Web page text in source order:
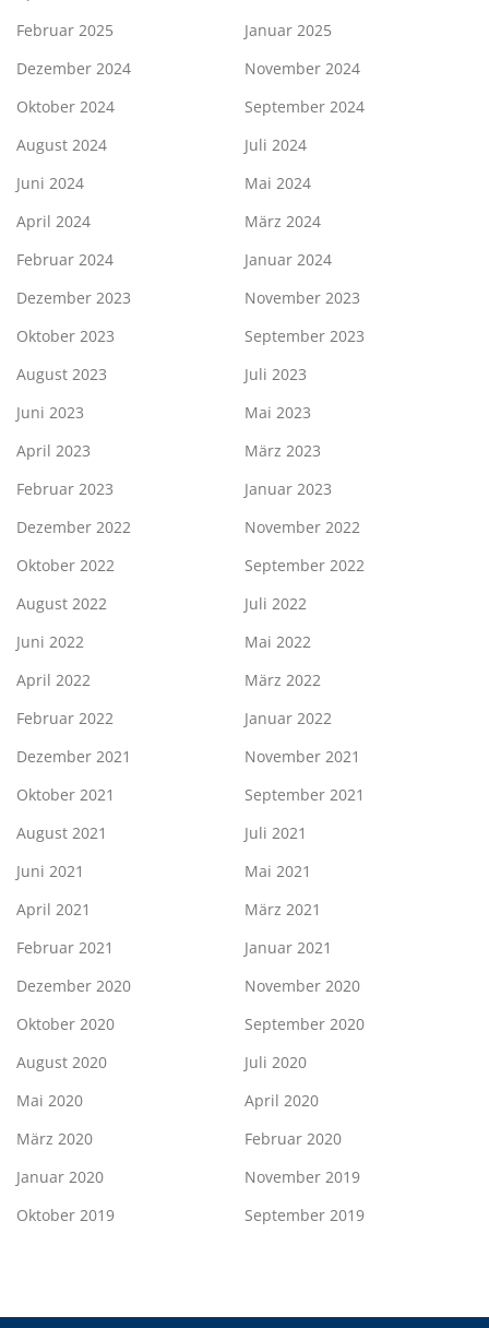
Februar 2025
Januar 2025
Dezember 2024
November 2024
Oktober 2024
September 2024
August 2024
Juli 2024
Juni 2024
Mai 2024
April 2024
März 2024
Februar 2024
Januar 2024
Dezember 2023
November 2023
Oktober 2023
September 2023
August 2023
Juli 2023
Juni 2023
Mai 2023
April 2023
März 2023
Februar 2023
Januar 2023
Dezember 2022
November 2022
Oktober 2022
September 2022
August 2022
Juli 2022
Juni 2022
Mai 2022
April 2022
März 2022
Februar 2022
Januar 2022
Dezember 2021
November 2021
Oktober 2021
September 2021
August 2021
Juli 2021
Juni 2021
Mai 2021
April 2021
März 2021
Februar 2021
Januar 2021
Dezember 2020
November 2020
Oktober 2020
September 2020
August 2020
Juli 2020
Mai 2020
April 2020
März 2020
Februar 2020
Januar 2020
November 2019
Oktober 2019
September 2019